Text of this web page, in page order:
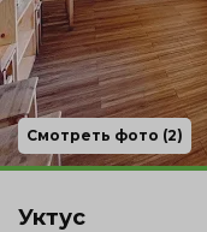
Выпускной
Корпоратив
Смотреть фото (2)
Уктус